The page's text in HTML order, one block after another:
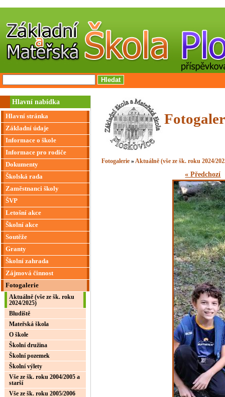
Hlavní nabídka
Hlavní stránka
Základní údaje
Informace o škole
Informace pro rodiče
Dokumenty
Školská rada
Zaměstnanci školy
ŠVP
Letošní akce
Školní akce
Soutěže
Granty
Školní zahrada
Zájmová činnost
Fotogalerie
Aktuálně (vše ze šk. roku
2024/2025)
Bludiště
Mateřská škola
O škole
Školní družina
Školní pozemek
Školní výlety
Vše ze šk. roku 2004/2005 a
starší
Vše ze šk. roku 2005/2006
Fotogalerie »Aktuálně (vše ze šk. roku 2024/
« Předchozí